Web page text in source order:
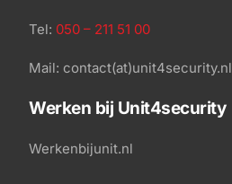
Tel: 050 – 211 51 00
Mail: contact(at)unit4security.nl
Werken bij Unit4security
Werkenbijunit.nl